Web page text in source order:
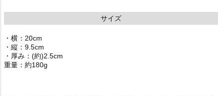
サイズ
・横：20cm
・縦：9.5cm
・厚み：(約)2.5cm
重量：約180g